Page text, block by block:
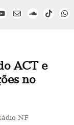
ACT e
no
NF